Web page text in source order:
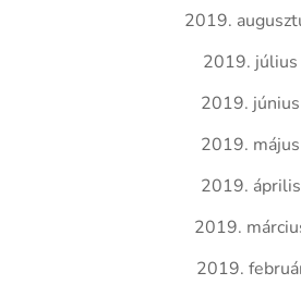
2019.
2019. július
2019. június
2019. május
2019. április
2019.
2019.